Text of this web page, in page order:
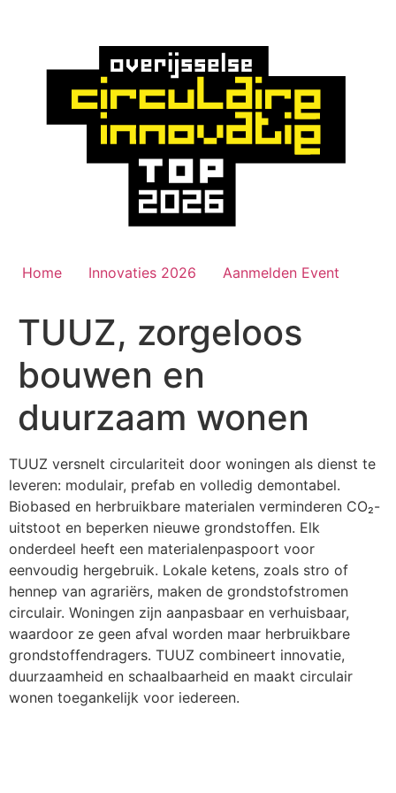
Home Innovaties 2026 Aanmelden Event
TUUZ, zorgeloos
bouwen en
duurzaam wonen
TUUZ versnelt circulariteit door woningen als dienst te
leveren: modulair, prefab en volledig demontabel.
Biobased en herbruikbare materialen verminderen CO₂-
uitstoot en beperken nieuwe grondstoffen. Elk
onderdeel heeft een materialenpaspoort voor
eenvoudig hergebruik. Lokale ketens, zoals stro of
hennep van agrariërs, maken de grondstofstromen
circulair. Woningen zijn aanpasbaar en verhuisbaar,
waardoor ze geen afval worden maar herbruikbare
grondstoffendragers. TUUZ combineert innovatie,
duurzaamheid en schaalbaarheid en maakt circulair
wonen toegankelijk voor iedereen.